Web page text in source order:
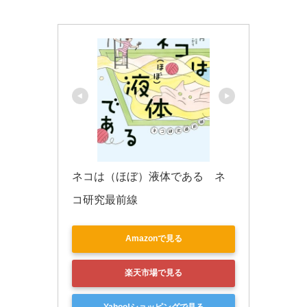
ネコは（ほぼ）液体である　ネ
コ研究最前線
Amazonで見る
楽天市場で見る